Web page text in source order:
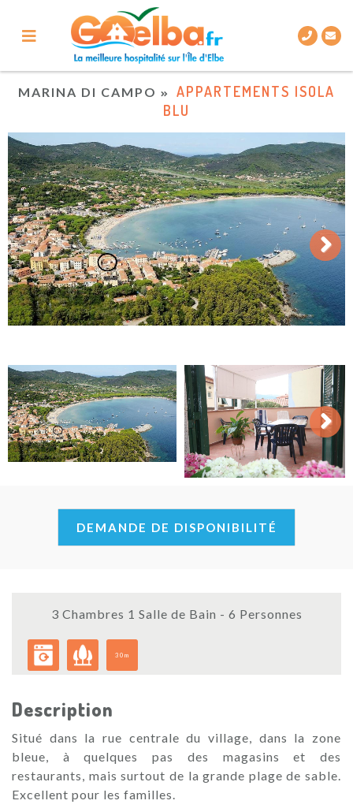
MARINA DI CAMPO
APPARTEMENTS ISOLA
BLU
Next
Next
DEMANDE DE DISPONIBILITÉ
3 Chambres 1 Salle de Bain - 6 Personnes
30m
Description
Situé dans la rue centrale du village, dans la zone
bleue, à quelques pas des magasins et des
restaurants, mais surtout de la grande plage de sable.
Excellent pour les familles.